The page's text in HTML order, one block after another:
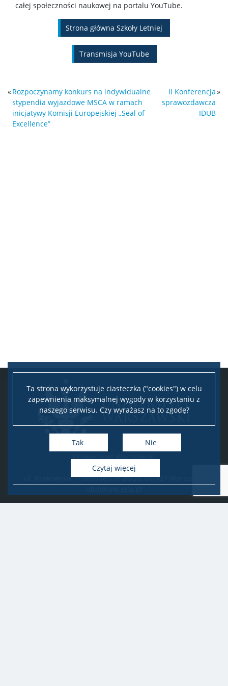
Ta strona wykorzystuje ciasteczka ("cookies") w celu
zapewnienia maksymalnej wygody w korzystaniu z
naszego serwisu. Czy wyrażasz na to zgodę?
Tak Nie
Czytaj więcej
całej społeczności naukowej na portalu YouTube.
Strona główna Szkoły Letniej
Transmisja YouTube
«Rozpoczynamy konkurs na indywidualne
stypendia wyjazdowe MSCA w ramach
inicjatywy Komisji Europejskiej „Seal of
Excellence”
II Konferencja
sprawozdawcza
IDUB
»
Uniwersytet Warszawski
Biuro Obsługi Badań
ul. Krakowskie Przedmieście 26/28, 00-927 Warszawa